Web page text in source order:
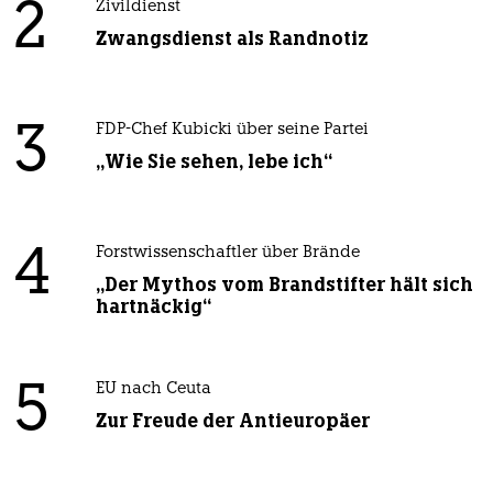
2 Zivildienst
Zwangsdienst als Randnotiz
3 FDP-Chef Kubicki über seine Partei
„Wie Sie sehen, lebe ich“
4 Forstwissenschaftler über Brände
„Der Mythos vom Brandstifter hält sich
hartnäckig“
5 EU nach Ceuta
Zur Freude der Antieuropäer